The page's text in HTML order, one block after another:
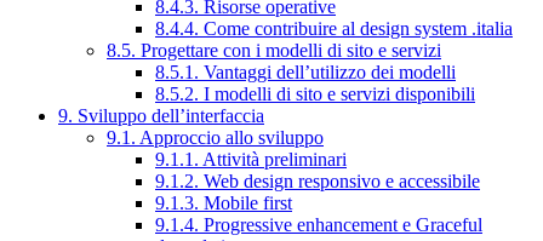
8.4.3. Risorse operative
8.4.4. Come contribuire al design system .italia
8.5. Progettare con i modelli di sito e servizi
8.5.1. Vantaggi dell’utilizzo dei modelli
8.5.2. I modelli di sito e servizi disponibili
9. Sviluppo dell’interfaccia
9.1. Approccio allo sviluppo
9.1.1. Attività preliminari
9.1.2. Web design responsivo e accessibile
9.1.3. Mobile first
9.1.4. Progressive enhancement e Graceful